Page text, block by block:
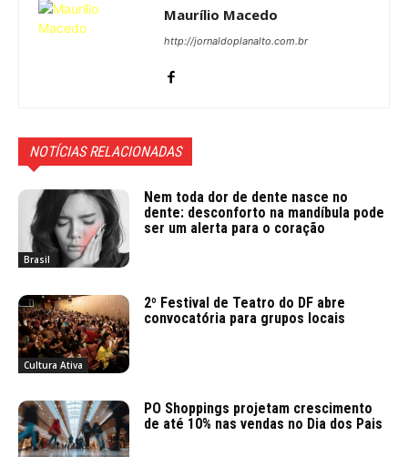
Maurílio Macedo
http://jornaldoplanalto.com.br
NOTÍCIAS RELACIONADAS
Brasil
Nem toda dor de dente nasce no
dente: desconforto na mandíbula pode
ser um alerta para o coração
Cultura Ativa
2º Festival de Teatro do DF abre
convocatória para grupos locais
PO Shoppings projetam crescimento
de até 10% nas vendas no Dia dos Pais